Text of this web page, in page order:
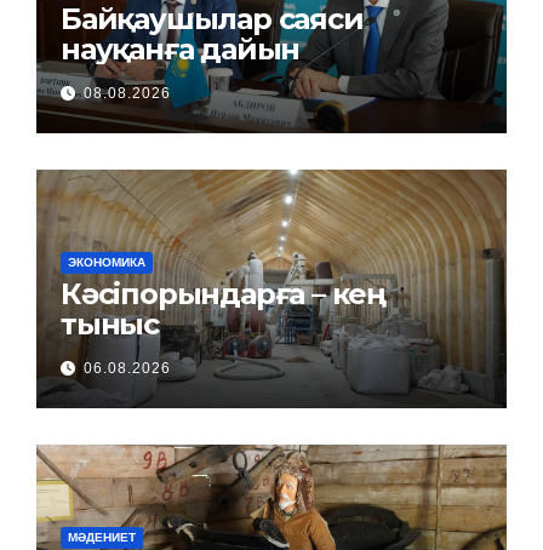
Байқаушылар саяси
науқанға дайын
08.08.2026
ЭКОНОМИКА
Кәсіпорындарға – кең
тыныс
06.08.2026
МӘДЕНИЕТ